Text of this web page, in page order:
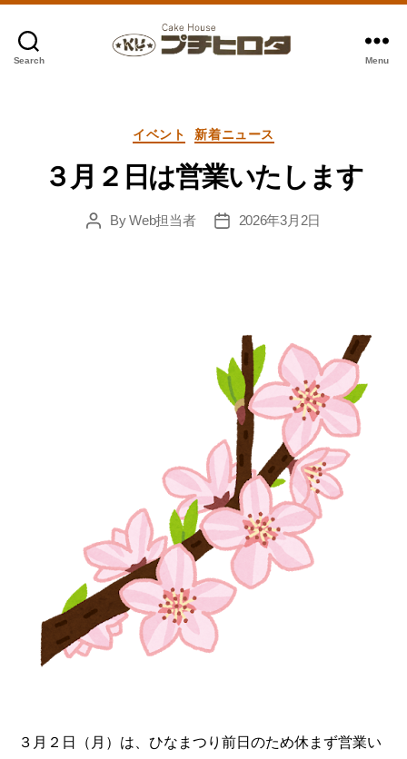
Search
ハ
ス
チ
Menu
Categories
イベント 新着ニュース
３月２日は営業いたします
PostByWeb担当者
Post2026年3月2日
３月２日（月）は、ひなまつり前日のため休まず営業い